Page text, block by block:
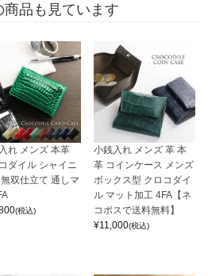
品も見ています
れ メンズ 本革
ダイル シャイニ
双仕立て 通しマ
(税込)
小銭入れ メンズ 革 本
革 コインケース メンズ
ボックス型 クロコダイ
ル マット加工 4FA【ネ
コポスで送料無料】
¥11,000(税込)